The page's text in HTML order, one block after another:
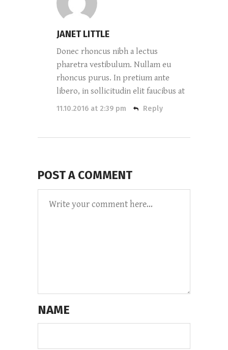
JANET LITTLE
Donec rhoncus nibh a lectus
pharetra vestibulum. Nullam eu
rhoncus purus. In pretium ante
libero, in sollicitudin elit faucibus at
11.10.2016 at 2:39 pm Reply
POST A COMMENT
NAME